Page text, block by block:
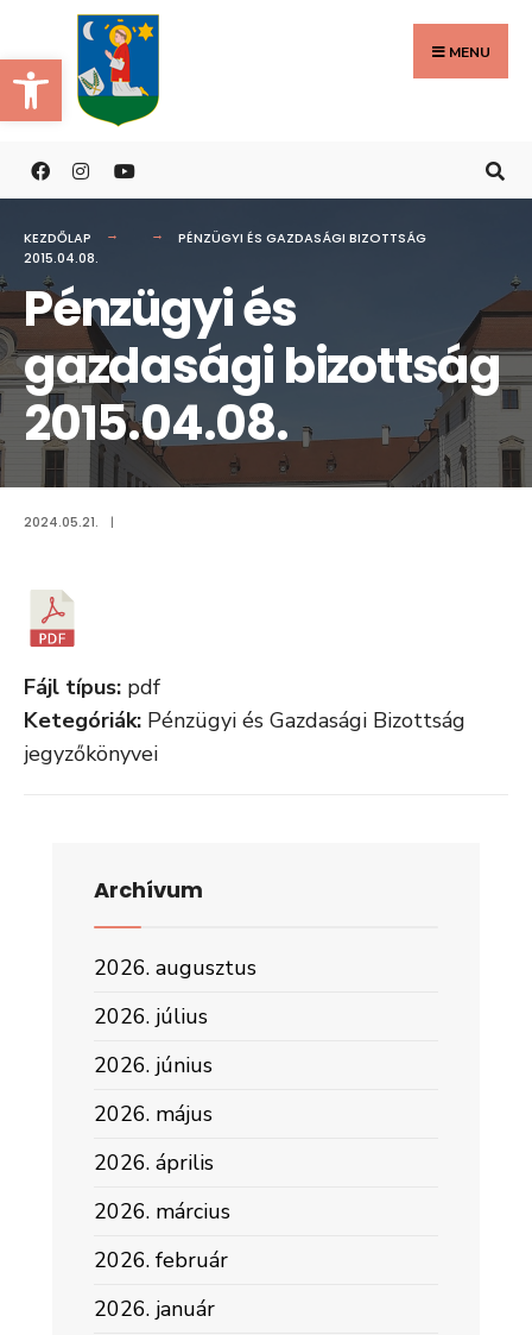
Eszköztár megnyitása
to
content
MENU
KEZDŐLAP
PÉNZÜGYI ÉS GAZDASÁGI BIZOTTSÁG
2015.04.08.
Pénzügyi és
gazdasági bizottság
2015.04.08.
2024.05.21. |
Fájl típus: pdf
Ketegóriák: Pénzügyi és Gazdasági Bizottság
jegyzőkönyvei
Archívum
2026. augusztus
2026. július
2026. június
2026. május
2026. április
2026. március
2026. február
2026. január
Search